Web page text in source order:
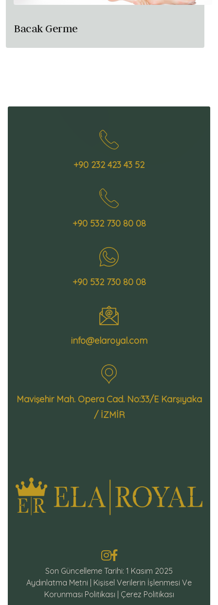
Bacak Germe
+90 232 423 43 52
+90 532 730 80 08
+90 532 730 80 08
info@elaroyal.com
Mavişehir Mah. Opera Cad. No:33/E Karşıyaka
/ İZMİR
Son Güncelleme Tarihi: 1 Kasım 2025
Aydınlatma Metni
Kişisel Verilerin İşlenmesi Ve
Korunması Politikası
Çerez Politikası